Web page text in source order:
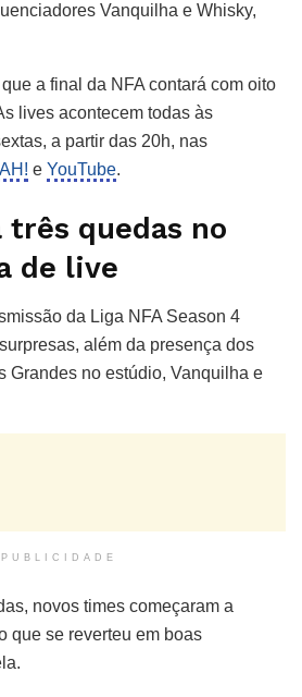
Vanquilha e Whisky,
a final da NFA contará com oito
lives acontecem todas às
a partir das 20h, nas
e YouTube.
três quedas no
de live
da Liga NFA Season 4
além da presença dos
Grandes no estúdio, Vanquilha e
PUBLICIDADE
novos times começaram a
que se reverteu em boas